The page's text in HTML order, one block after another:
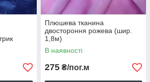
самий затишний
матеріал
виробників за помірними цінами
плюшеві тканини оптом або
оптову покупку. Звертайтеся до наших
консультантів!
Плюшева тканина
двостороння рожева (шир.
1,8м)
В наявності
275 ₴/пог.м